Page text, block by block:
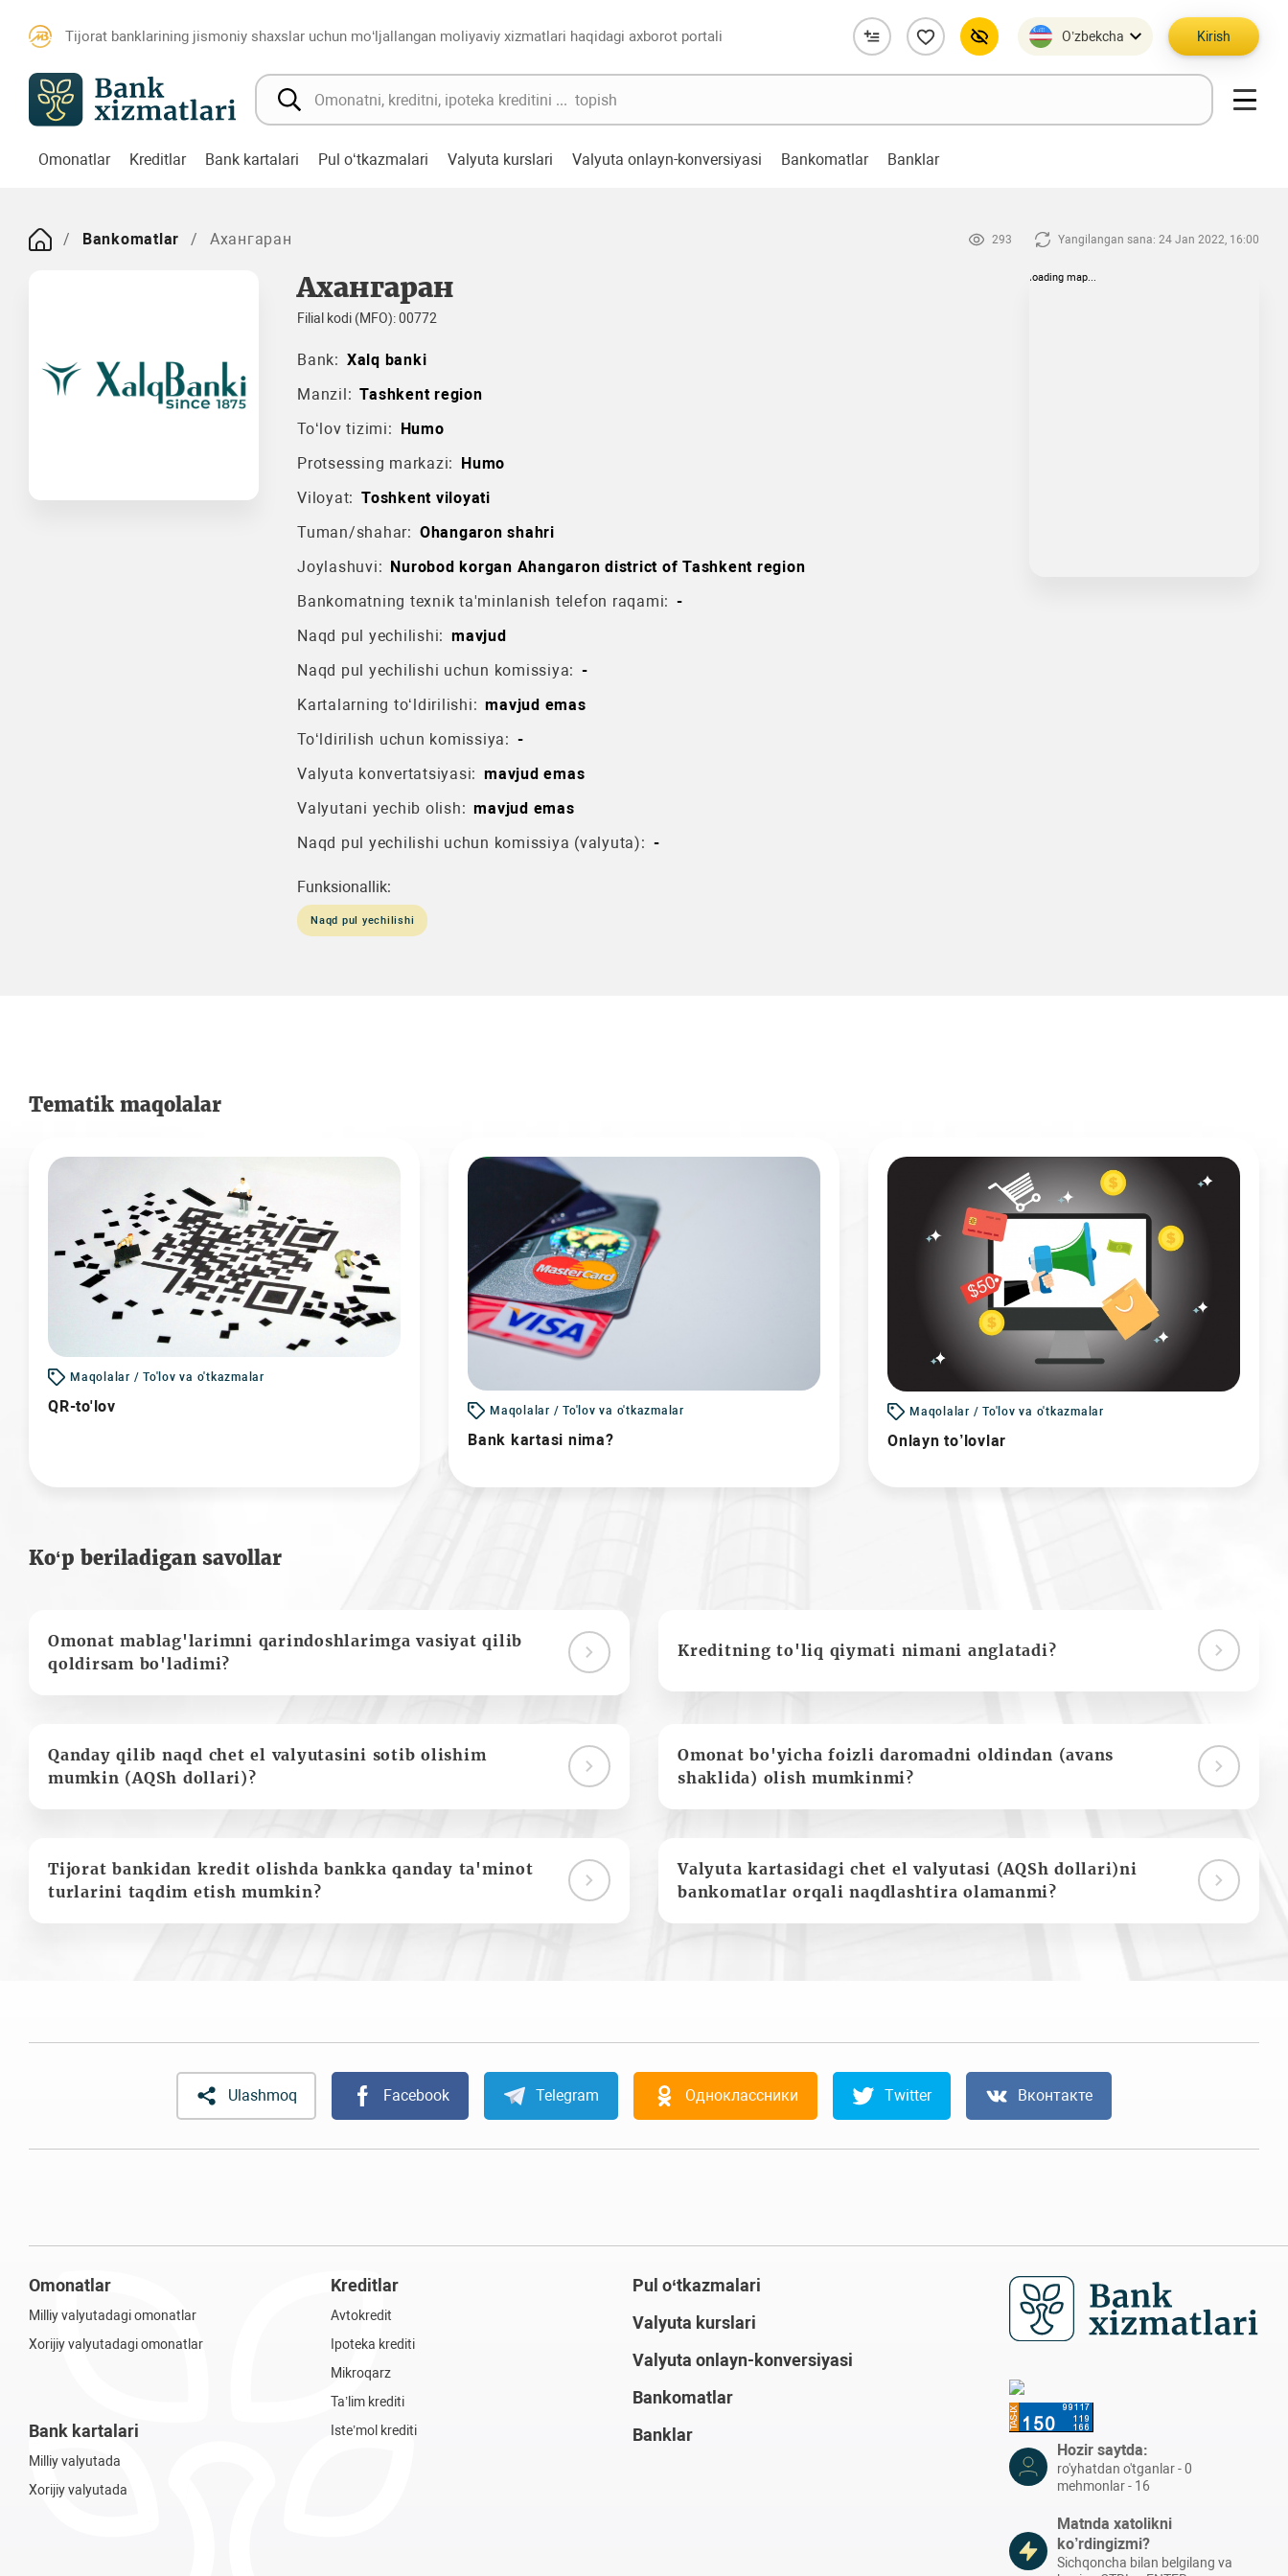
Tijorat banklarining jismoniy shaxslar uchun mo‘ljallangan moliyaviy xizmatlari haqidagi axborot portali O’zbekcha Kirish
Omonatlar Kreditlar Bank kartalari Pul o‘tkazmalari Valyuta kurslari Valyuta onlayn-konversiyasi Bankomatlar Banklar
Bankomatlar Ахангаран 293 Yangilangan sana: 24 Jan 2022, 16:00
Ахангаран
Filial kodi (MFO): 00772
Bank: Xalq banki
Manzil: Tashkent region
To‘lov tizimi: Humo
Protsessing markazi: Humo
Viloyat: Toshkent viloyati
Tuman/shahar: Ohangaron shahri
Joylashuvi: Nurobod korgan Ahangaron district of Tashkent region
Bankomatning texnik ta'minlanish telefon raqami: -
Naqd pul yechilishi: mavjud
Naqd pul yechilishi uchun komissiya: -
Kartalarning to‘ldirilishi: mavjud emas
To‘ldirilish uchun komissiya: -
Valyuta konvertatsiyasi: mavjud emas
Valyutani yechib olish: mavjud emas
Naqd pul yechilishi uchun komissiya (valyuta): -
Funksionallik:
Naqd pul yechilishi
loading map...
Tematik maqolalar
Maqolalar / To'lov va o'tkazmalar
QR-to'lov Maqolalar / To'lov va o'tkazmalar
Bank kartasi nima?
Maqolalar / To'lov va o'tkazmalar
Onlayn to’lovlar
Ko‘p beriladigan savollar
Omonat mablag'larimni qarindoshlarimga vasiyat qilib
qoldirsam bo'ladimi?
Kreditning to'liq qiymati nimani anglatadi?
Qanday qilib naqd chet el valyutasini sotib olishim
mumkin (AQSh dollari)?
Omonat bo'yicha foizli daromadni oldindan (avans
shaklida) olish mumkinmi?
Tijorat bankidan kredit olishda bankka qanday ta'minot
turlarini taqdim etish mumkin?
Valyuta kartasidagi chet el valyutasi (AQSh dollari)ni
bankomatlar orqali naqdlashtira olamanmi?
Ulashmoq Facebook Telegram Одноклассники Twitter Вконтакте
Omonatlar
Milliy valyutadagi omonatlar
Xorijiy valyutadagi omonatlar
Bank kartalari
Milliy valyutada
Xorijiy valyutada
Kreditlar
Avtokredit
Ipoteka krediti
Mikroqarz
Ta’lim krediti
Iste’mol krediti
Pul o‘tkazmalari
Valyuta kurslari
Valyuta onlayn-konversiyasi
Bankomatlar
Banklar
Hozir saytda:
ro'yhatdan o'tganlar - 0
mehmonlar - 16
Matnda xatolikni
ko’rdingizmi?
Sichqoncha bilan belgilang va